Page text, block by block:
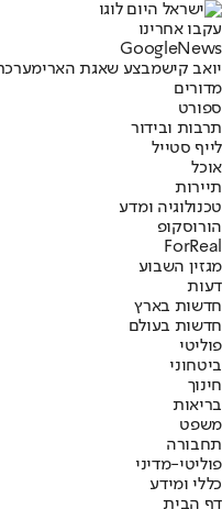
עקבו אחרינו
Googl eNews
יואב קישמבצע שאגת הארי
מדורים
ספורט
תרבות ובידור
לייף סטייל
אוכל
תיירות
טכנולוגיה ומדע
הורוסקופ
ForReal
מגזין השבוע
דעות
חדשות בארץ
חדשות בעולם
פוליטי
ביטחוני
חינוך
בריאות
משפט
תחבורה
פוליטי-מדיני
כללי ומידע
דף הבית